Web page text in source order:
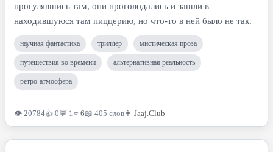
прогулявшись там, они проголодались и зашли в
находившуюся там пиццерию, но что-то в ней было не так.
научная фантастика триллер мистическая проза
путешествия во времени альтернативная реальность
ретро-атмосфера
👁 20784👍 0💬 1 ⭐ 6📖 405 слов 👨 Jaaj.Club